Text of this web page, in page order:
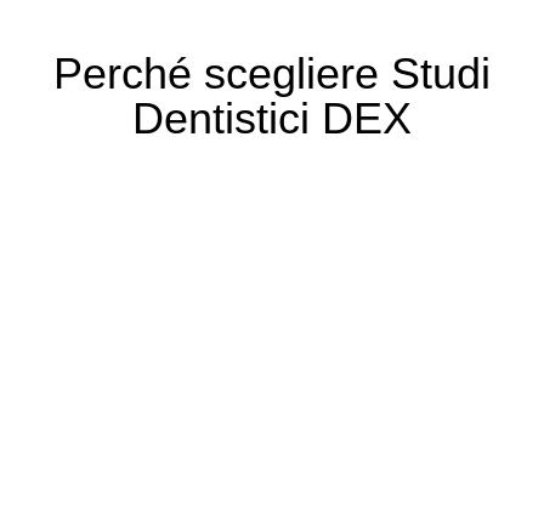
Perché scegliere Studi
Dentistici DEX